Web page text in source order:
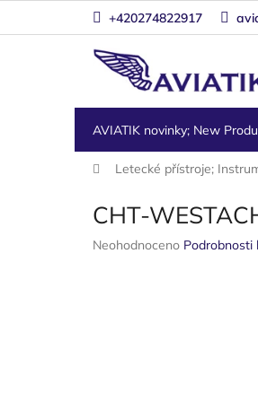
+420274822917
AVIATIK novinky; New
Letecké přístroje;
CHT-
Průměrné
Neohodnoceno Podrobnosti